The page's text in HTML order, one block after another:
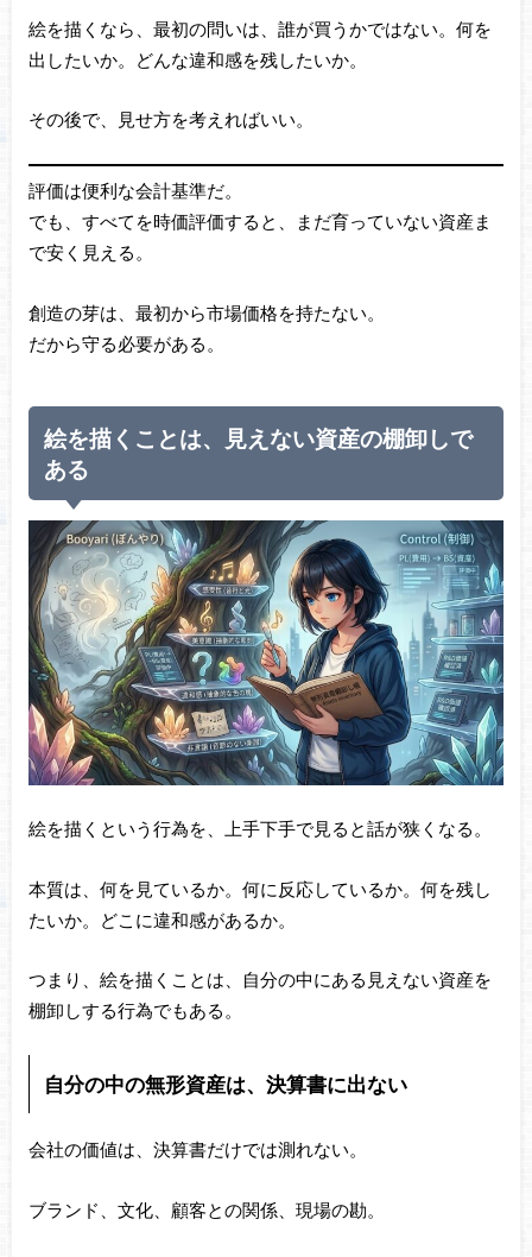
絵を描くなら、最初の問いは、誰が買うかではない。何を
出したいか。どんな違和感を残したいか。
その後で、見せ方を考えればいい。
評価は便利な会計基準だ。
でも、すべてを時価評価すると、まだ育っていない資産ま
で安く見える。
創造の芽は、最初から市場価格を持たない。
だから守る必要がある。
絵を描くことは、見えない資産の棚卸しで
ある
絵を描くという行為を、上手下手で見ると話が狭くなる。
本質は、何を見ているか。何に反応しているか。何を残し
たいか。どこに違和感があるか。
つまり、絵を描くことは、自分の中にある見えない資産を
棚卸しする行為でもある。
自分の中の無形資産は、決算書に出ない
会社の価値は、決算書だけでは測れない。
ブランド、文化、顧客との関係、現場の勘。